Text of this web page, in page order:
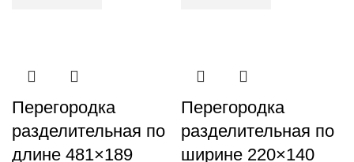
Перегородка
разделительная по
длине 481×189
Перегородка
разделительная по
ширине 220×140